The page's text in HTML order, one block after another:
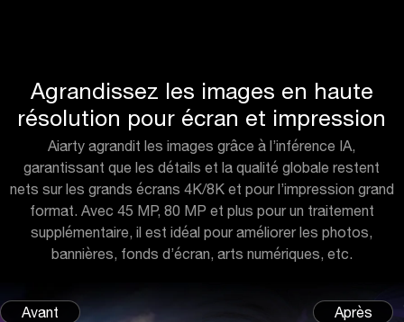
Agrandissez les images en haute
résolution pour écran et impression
Aiarty agrandit les images grâce à l’inférence IA,
garantissant que les détails et la qualité globale restent
nets sur les grands écrans 4K/8K et pour l’impression grand
format. Avec 45 MP, 80 MP et plus pour un traitement
supplémentaire, il est idéal pour améliorer les photos,
bannières, fonds d’écran, arts numériques, etc.
Avant
Après